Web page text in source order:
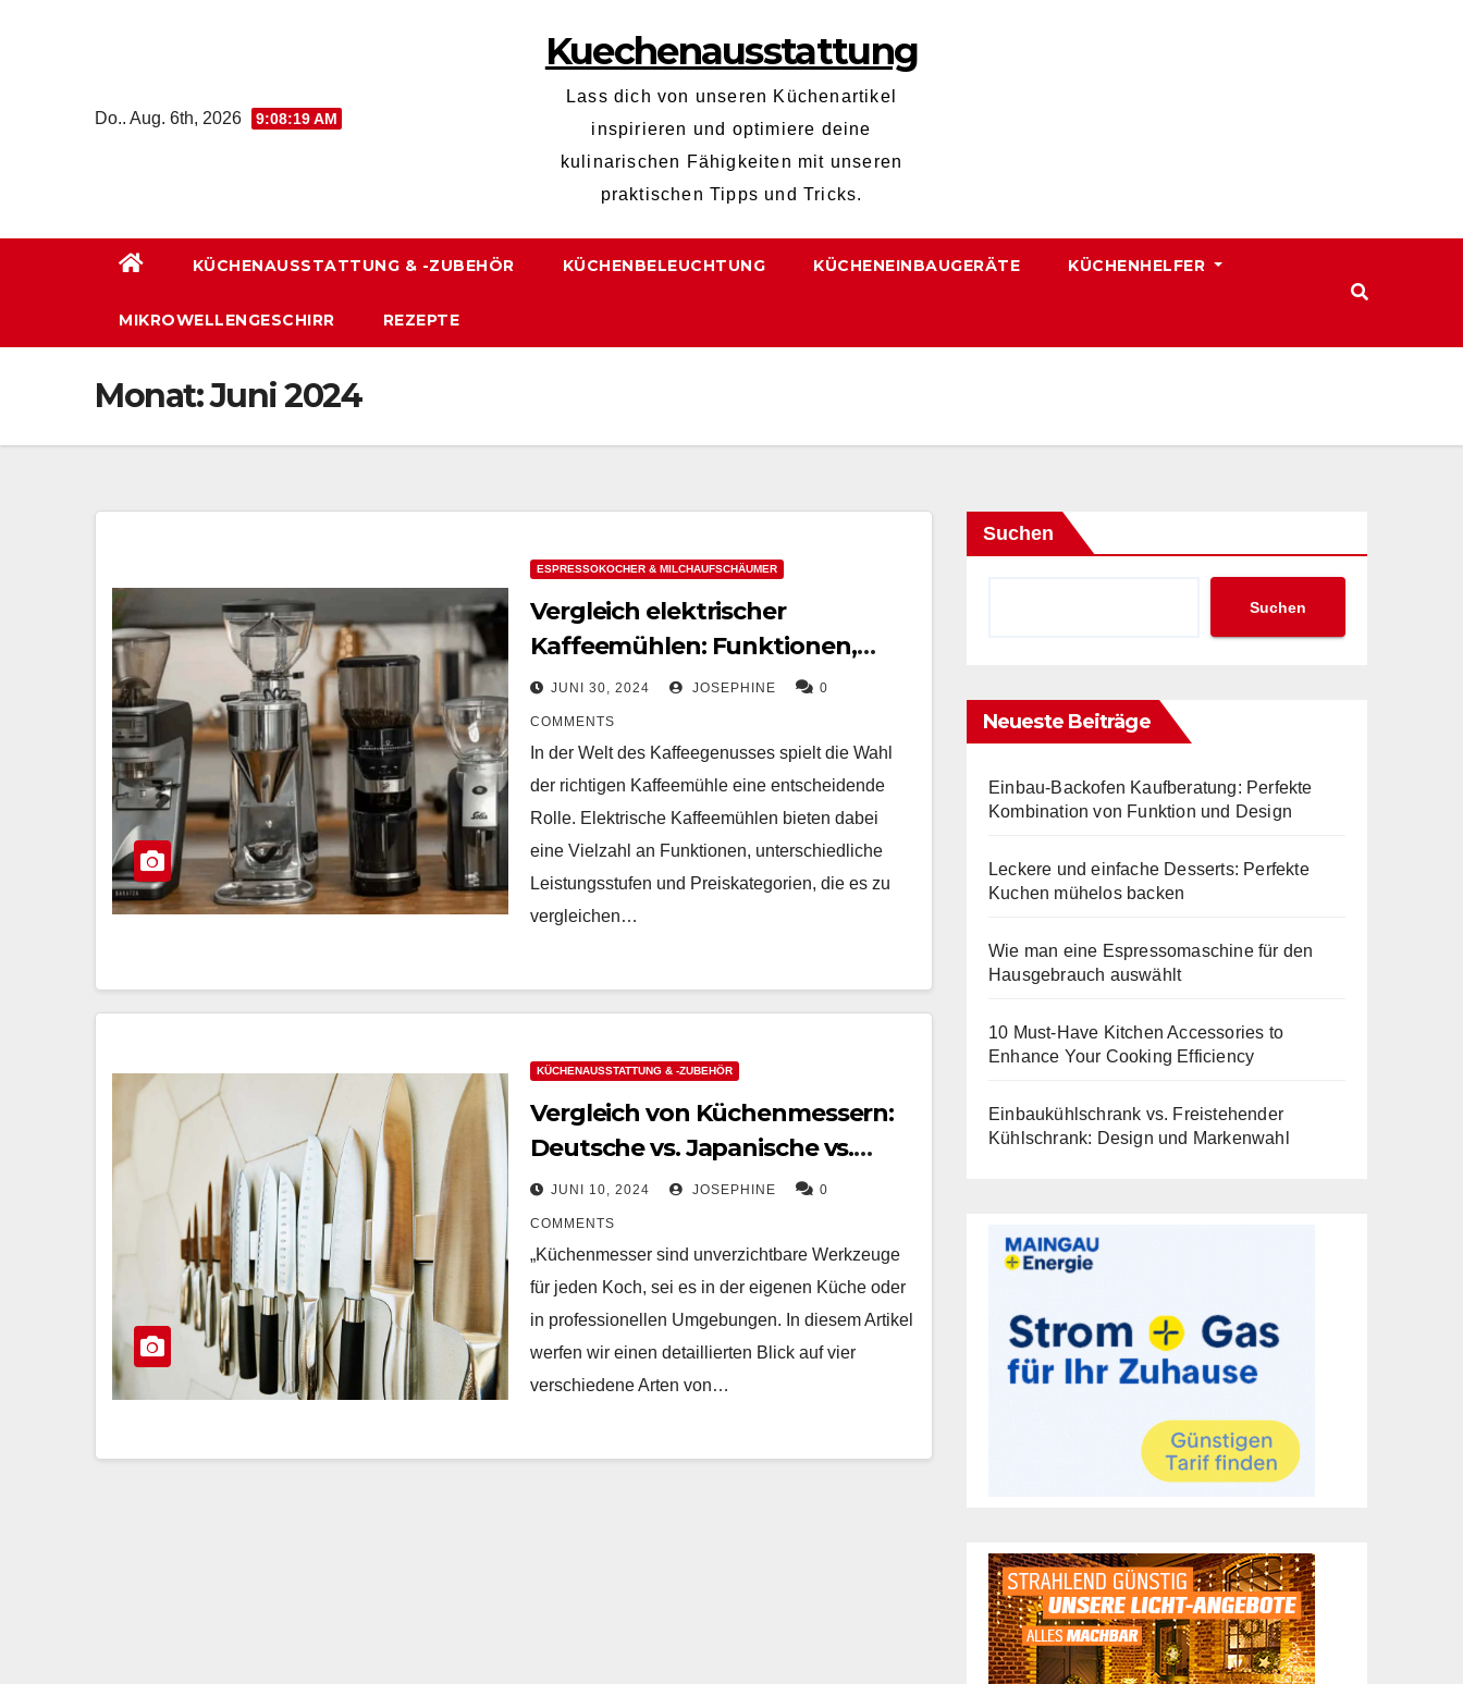
Do.. Aug. 6th, 2026 9:08:20 AM
Kuechenausstattung
Lass dich von unseren Küchenartikel
inspirieren und optimiere deine
kulinarischen Fähigkeiten mit unseren
praktischen Tipps und Tricks.
KÜCHENAUSSTATTUNG & -ZUBEHÖR KÜCHENBELEUCHTUNG KÜCHENEINBAUGERÄTE KÜCHENHELFER
MIKROWELLENGESCHIRR REZEPTE
Monat:Juni 2024
ESPRESSOKOCHER & MILCHAUFSCHÄUMER
Vergleich elektrischer
Kaffeemühlen: Funktionen,
Leistung und Preis im Überblick
JUNI 30, 2024 JOSEPHINE 0
COMMENTS
In der Welt des Kaffeegenusses spielt die Wahl
der richtigen Kaffeemühle eine entscheidende
Rolle. Elektrische Kaffeemühlen bieten dabei
eine Vielzahl an Funktionen, unterschiedliche
Leistungsstufen und Preiskategorien, die es zu
vergleichen…
KÜCHENAUSSTATTUNG & -ZUBEHÖR
Vergleich von Küchenmessern:
Deutsche vs. Japanische vs.
Ausbein- vs. Multifunktionale
Messer
JUNI 10, 2024 JOSEPHINE 0
COMMENTS
„Küchenmesser sind unverzichtbare Werkzeuge
für jeden Koch, sei es in der eigenen Küche oder
in professionellen Umgebungen. In diesem Artikel
werfen wir einen detaillierten Blick auf vier
verschiedene Arten von…
Suchen
Suchen
Neueste Beiträge
Einbau-Backofen Kaufberatung: Perfekte
Kombination von Funktion und Design
Leckere und einfache Desserts: Perfekte
Kuchen mühelos backen
Wie man eine Espressomaschine für den
Hausgebrauch auswählt
10 Must-Have Kitchen Accessories to
Enhance Your Cooking Efficiency
Einbaukühlschrank vs. Freistehender
Kühlschrank: Design und Markenwahl